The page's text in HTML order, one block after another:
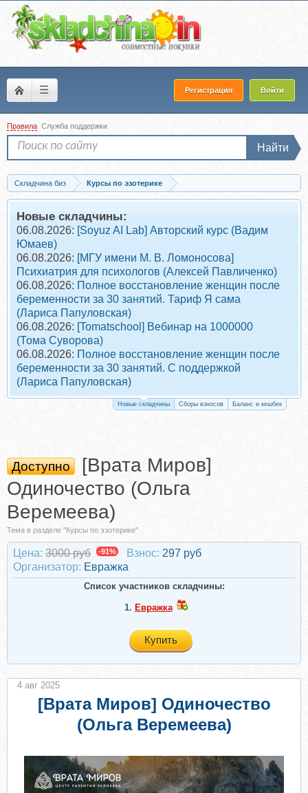
☰ Регистрация Войти
Правила Служба поддержки
Найти
Складчина биз
Курсы по эзотерике
Скачать [Врата Миров] Одиночество (Ольга Веремеева)
Новые складчины:
06.08.2026: [Soyuz AI Lab] Авторский курс (Вадим
Юмаев)
06.08.2026: [МГУ имени М. В. Ломоносова]
Психиатрия для психологов (Алексей Павличенко)
06.08.2026: Полное восстановление женщин после
беременности за 30 занятий. Тариф Я сама
(Лариса Папуловская)
06.08.2026: [Tomatschool] Вебинар на 1000000
(Тома Суворова)
06.08.2026: Полное восстановление женщин после
беременности за 30 занятий. С поддержкой
(Лариса Папуловская)
Новые складчины Сборы взносов Баланс и кешбек
Доступно
[Врата Миров]
Одиночество (Ольга
Веремеева)
Тема в разделе "Курсы по эзотерике"
Цена: 3000 руб -91% Взнос: 297 руб
Организатор: Евражкa
Список участников складчины:
1. Евражкa
Купить
[Врата Миров] Одиночество
(Ольга Веремеева)
4 авг 2025